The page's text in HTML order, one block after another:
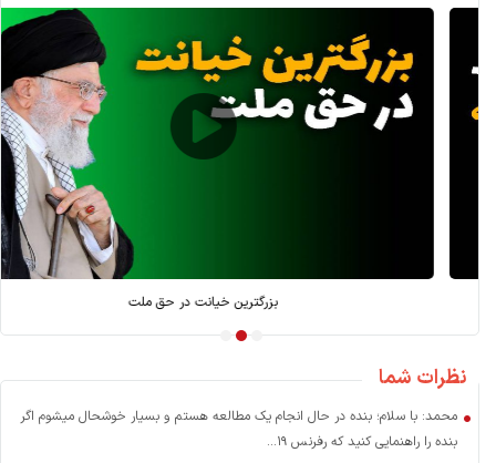
بازسازی بعد از جنگ؛ کارویژه بانک توسعه
نظرات شما
محمد: با سلام؛ بنده در حال انجام یک مطالعه هستم و بسیار خوشحال میشوم اگر
بنده را راهنمایی کنید که رفرنس ۱۹...